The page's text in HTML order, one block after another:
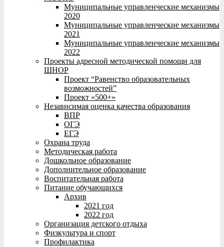
Муниципальные управленческие механизмы
2020
Муниципальные управленческие механизмы
2021
Муниципальные управленческие механизмы
2022
Проекты адресной методической помощи для
ШНОР
Проект “Равенство образовательных
возможностей”
Проект «500+»
Независимая оценка качества образования
ВПР
ОГЭ
ЕГЭ
Охрана труда
Методическая работа
Дошкольное образование
Дополнительное образование
Воспитательная работа
Питание обучающихся
Архив
2021 год
2022 год
Организация детского отдыха
Физкультура и спорт
Профилактика